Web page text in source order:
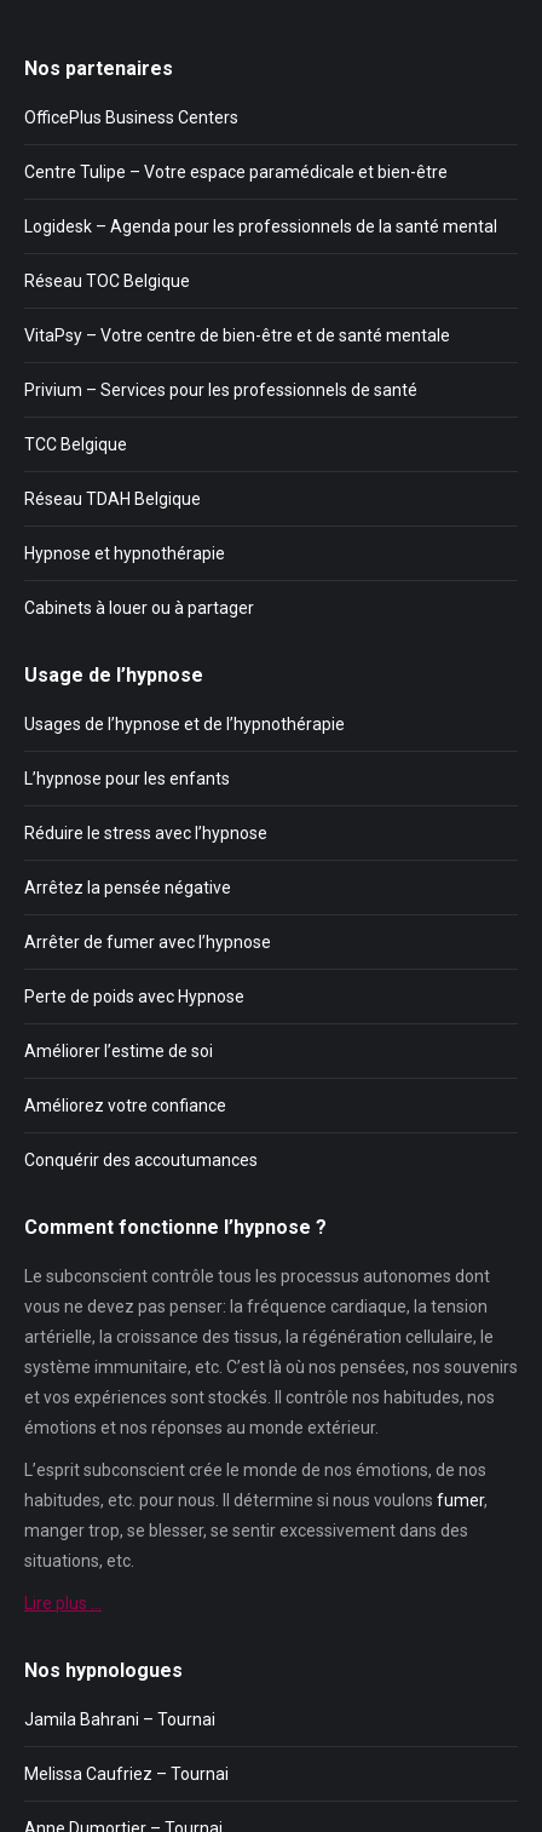
Nos partenaires
OfficePlus Business Centers
Centre Tulipe – Votre espace paramédicale et bien-être
Logidesk – Agenda pour les professionnels de la santé mental
Réseau TOC Belgique
VitaPsy – Votre centre de bien-être et de santé mentale
Privium – Services pour les professionnels de santé
TCC Belgique
Réseau TDAH Belgique
Hypnose et hypnothérapie
Cabinets à louer ou à partager
Usage de l’hypnose
Usages de l’hypnose et de l’hypnothérapie
L’hypnose pour les enfants
Réduire le stress avec l’hypnose
Arrêtez la pensée négative
Arrêter de fumer avec l’hypnose
Perte de poids avec Hypnose
Améliorer l’estime de soi
Améliorez votre confiance
Conquérir des accoutumances
Comment fonctionne l’hypnose ?
Le subconscient contrôle tous les processus autonomes dont
vous ne devez pas penser: la fréquence cardiaque, la tension
artérielle, la croissance des tissus, la régénération cellulaire, le
système immunitaire, etc. C’est là où nos pensées, nos souvenirs
et vos expériences sont stockés. Il contrôle nos habitudes, nos
émotions et nos réponses au monde extérieur.
L’esprit subconscient crée le monde de nos émotions, de nos
habitudes, etc. pour nous. Il détermine si nous voulons fumer,
manger trop, se blesser, se sentir excessivement dans des
situations, etc.
Lire plus …
Nos hypnologues
Jamila Bahrani – Tournai
Melissa Caufriez – Tournai